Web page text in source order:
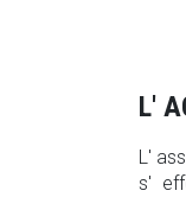
L'
L'
s'